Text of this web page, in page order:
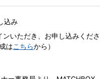
込み
ンいただき、お申し込みくださ
はこちらから）